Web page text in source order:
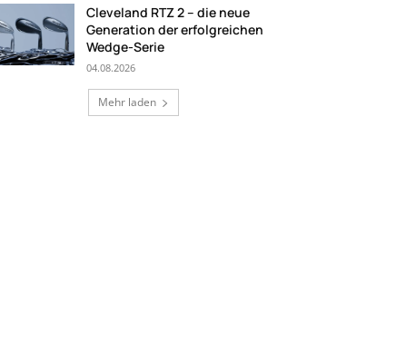
Cleveland RTZ 2 – die neue
Generation der erfolgreichen
Wedge-Serie
04.08.2026
Mehr laden